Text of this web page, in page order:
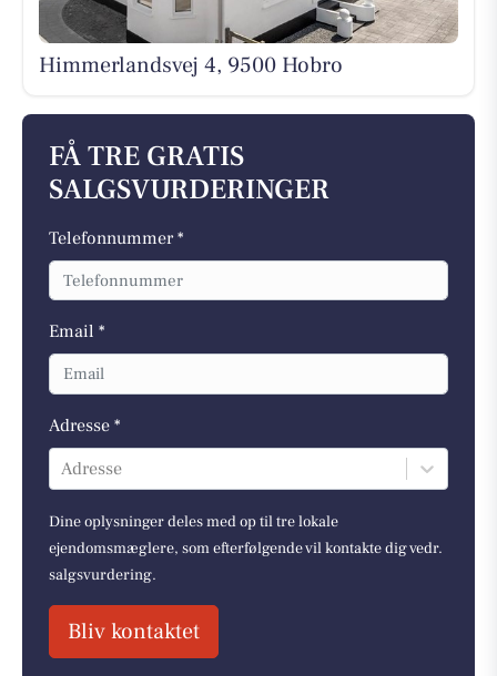
Himmerlandsvej 4, 9500 Hobro
FÅ TRE GRATIS
SALGSVURDERINGER
Telefonnummer *
Email *
Adresse *
Adresse
Dine oplysninger deles med op til tre lokale
ejendomsmæglere, som efterfølgende vil kontakte dig vedr.
salgsvurdering.
Bliv kontaktet